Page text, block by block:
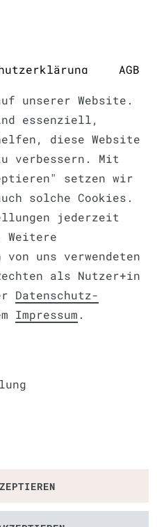
unserer Website.
essenziell,
diese Website
verbessern. Mit
setzen wir
solche Cookies.
jederzeit
Weitere
uns verwendeten
als Nutzer+in
Daten­schutz­
Impressum .
AGB
VERTRAG WIDERRUFEN